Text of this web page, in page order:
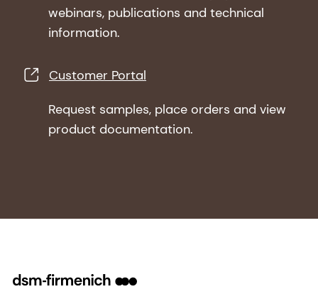
webinars, publications and technical
information.
Customer Portal
Request samples, place orders and view
product documentation.